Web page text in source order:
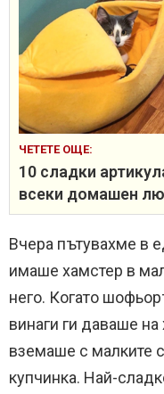
ЧЕТЕТЕ ОЩЕ:
10 сладки
всеки домашен
Вчера пътувахме в
имаше хамстер в
него. Когато
винаги ги даваше на
вземаше с малките
купчинка. Най-